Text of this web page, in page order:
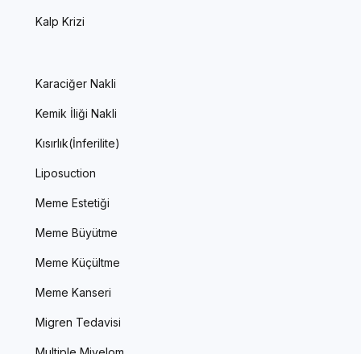
Kalp Krizi
Karaciğer Nakli
Kemik İliği Nakli
Kısırlık(İnferilite)
Liposuction
Meme Estetiği
Meme Büyütme
Meme Küçültme
Meme Kanseri
Migren Tedavisi